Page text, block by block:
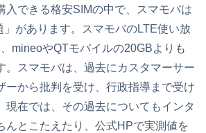
入できる格安SIMの中で、スマモバは
」があります。スマモバのLTE使い放
mineoやQTモバイルの20GBよりも
。スマモバは、過去にカスタマーサー
ーから批判を受け、行政指導まで受け
現在では、その過去についてもインタ
んとこたえたり、公式HPで実測値を